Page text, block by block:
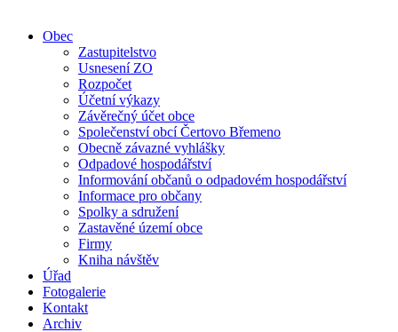
Obec
Zastupitelstvo
Usnesení ZO
Rozpočet
Účetní výkazy
Závěrečný účet obce
Společenství obcí Čertovo Břemeno
Obecně závazné vyhlášky
Odpadové hospodářství
Informování občanů o odpadovém hospodářství
Informace pro občany
Spolky a sdružení
Zastavěné území obce
Firmy
Kniha návštěv
Úřad
Fotogalerie
Kontakt
Archiv